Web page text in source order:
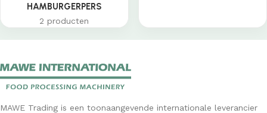
HAMBURGERPERS
2 producten
MAWE Trading is een toonaangevende internationale leverancier